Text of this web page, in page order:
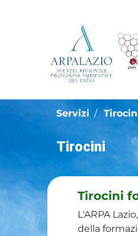
Servizi
Tirocini
Tirocini
L'ARPA
della